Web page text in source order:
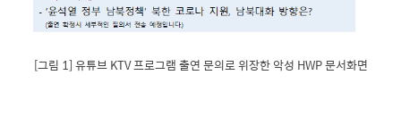
[그림 1] 유튜브 KTV 프로그램 출연 문의로 위장한 악성 HWP 문서화면